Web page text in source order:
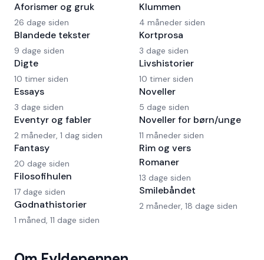
Aforismer og gruk
26 dage siden
Blandede tekster
9 dage siden
Digte
10 timer siden
Essays
3 dage siden
Eventyr og fabler
2 måneder, 1 dag siden
Fantasy
20 dage siden
Filosofihulen
17 dage siden
Godnathistorier
1 måned, 11 dage siden
Klummen
4 måneder siden
Kortprosa
3 dage siden
Livshistorier
10 timer siden
Noveller
5 dage siden
Noveller for børn/unge
11 måneder siden
Rim og vers
Romaner
13 dage siden
Smilebåndet
2 måneder, 18 dage siden